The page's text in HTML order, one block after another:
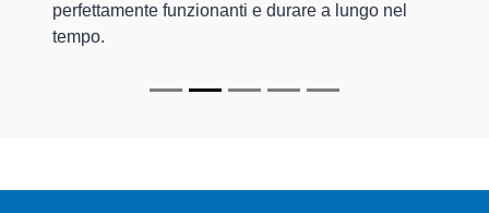
perfettamente funzionanti e durare a lungo nel
tempo.